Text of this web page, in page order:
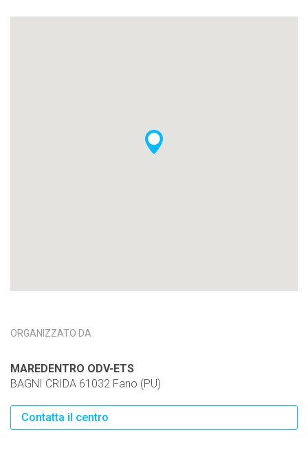
ORGANIZZATO DA
MAREDENTRO ODV-ETS
BAGNI CRIDA 61032 Fano (PU)
Contatta il centro